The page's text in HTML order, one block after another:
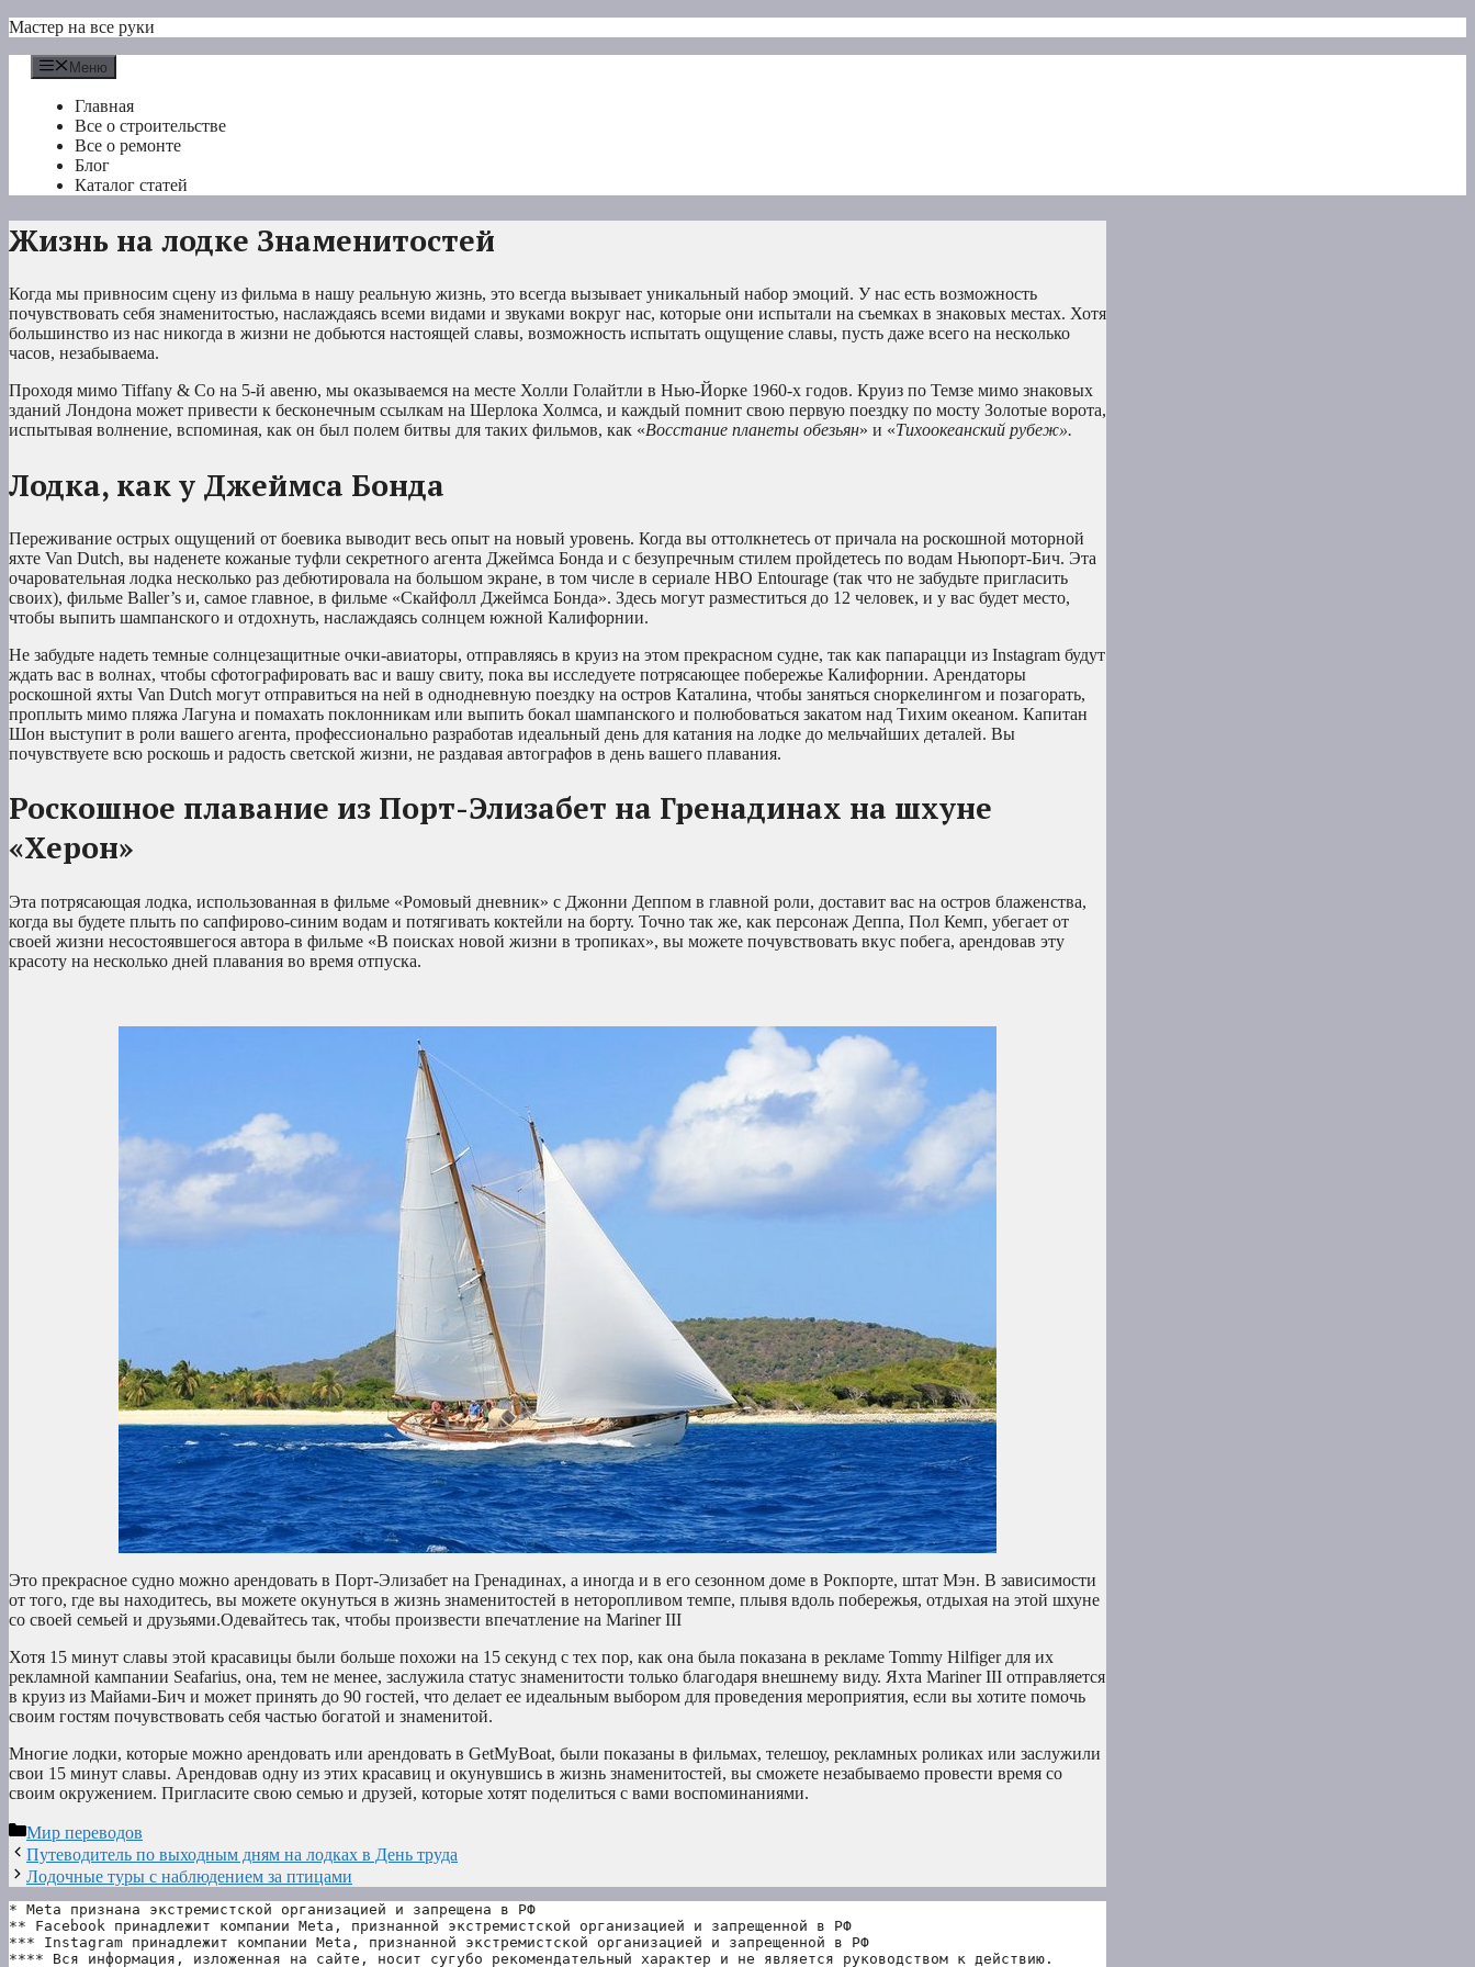
Перейти
содержимому
Мастер на все руки
Меню
Главная
Все о строительстве
Все о ремонте
Блог
Каталог статей
Жизнь на лодке Знаменитостей
Когда мы привносим сцену из фильма в нашу реальную жизнь, это всегда вызывает уникальный набор эмоций. У нас есть возможность
почувствовать себя знаменитостью, наслаждаясь всеми видами и звуками вокруг нас, которые они испытали на съемках в знаковых местах. Хотя
большинство из нас никогда в жизни не добьются настоящей славы, возможность испытать ощущение славы, пусть даже всего на несколько
часов, незабываема.
Проходя мимо Tiffany & Co на 5-й авеню, мы оказываемся на месте Холли Голайтли в Нью-Йорке 1960-х годов. Круиз по Темзе мимо знаковых
зданий Лондона может привести к бесконечным ссылкам на Шерлока Холмса, и каждый помнит свою первую поездку по мосту Золотые ворота,
испытывая волнение, вспоминая, как он был полем битвы для таких фильмов, как «Восстание планеты обезьян» и «Тихоокеанский рубеж».
Лодка, как у Джеймса Бонда
Переживание острых ощущений от боевика выводит весь опыт на новый уровень. Когда вы оттолкнетесь от причала на роскошной моторной
яхте Van Dutch, вы наденете кожаные туфли секретного агента Джеймса Бонда и с безупречным стилем пройдетесь по водам Ньюпорт-Бич. Эта
очаровательная лодка несколько раз дебютировала на большом экране, в том числе в сериале HBO Entourage (так что не забудьте пригласить
своих), фильме Baller’s и, самое главное, в фильме «Скайфолл Джеймса Бонда». Здесь могут разместиться до 12 человек, и у вас будет место,
чтобы выпить шампанского и отдохнуть, наслаждаясь солнцем южной Калифорнии.
Не забудьте надеть темные солнцезащитные очки-авиаторы, отправляясь в круиз на этом прекрасном судне, так как папарацци из Instagram будут
ждать вас в волнах, чтобы сфотографировать вас и вашу свиту, пока вы исследуете потрясающее побережье Калифорнии. Арендаторы
роскошной яхты Van Dutch могут отправиться на ней в однодневную поездку на остров Каталина, чтобы заняться сноркелингом и позагорать,
проплыть мимо пляжа Лагуна и помахать поклонникам или выпить бокал шампанского и полюбоваться закатом над Тихим океаном. Капитан
Шон выступит в роли вашего агента, профессионально разработав идеальный день для катания на лодке до мельчайших деталей. Вы
почувствуете всю роскошь и радость светской жизни, не раздавая автографов в день вашего плавания.
Роскошное плавание из Порт-Элизабет на Гренадинах на шхуне
«Херон»
Эта потрясающая лодка, использованная в фильме «Ромовый дневник» с Джонни Деппом в главной роли, доставит вас на остров блаженства,
когда вы будете плыть по сапфирово-синим водам и потягивать коктейли на борту. Точно так же, как персонаж Деппа, Пол Кемп, убегает от
своей жизни несостоявшегося автора в фильме «В поисках новой жизни в тропиках», вы можете почувствовать вкус побега, арендовав эту
красоту на несколько дней плавания во время отпуска.
Это прекрасное судно можно арендовать в Порт-Элизабет на Гренадинах, а иногда и в его сезонном доме в Рокпорте, штат Мэн. В зависимости
от того, где вы находитесь, вы можете окунуться в жизнь знаменитостей в неторопливом темпе, плывя вдоль побережья, отдыхая на этой шхуне
со своей семьей и друзьями.Одевайтесь так, чтобы произвести впечатление на Mariner III
Хотя 15 минут славы этой красавицы были больше похожи на 15 секунд с тех пор, как она была показана в рекламе Tommy Hilfiger для их
рекламной кампании Seafarius, она, тем не менее, заслужила статус знаменитости только благодаря внешнему виду. Яхта Mariner III отправляется
в круиз из Майами-Бич и может принять до 90 гостей, что делает ее идеальным выбором для проведения мероприятия, если вы хотите помочь
своим гостям почувствовать себя частью богатой и знаменитой.
Многие лодки, которые можно арендовать или арендовать в GetMyBoat, были показаны в фильмах, телешоу, рекламных роликах или заслужили
свои 15 минут славы. Арендовав одну из этих красавиц и окунувшись в жизнь знаменитостей, вы сможете незабываемо провести время со
своим окружением. Пригласите свою семью и друзей, которые хотят поделиться с вами воспоминаниями.
Рубрики
Мир переводов
Путеводитель по выходным дням на лодках в День труда
Лодочные туры с наблюдением за птицами
* Meta признана экстремистской организацией и запрещена в РФ
** Facebook принадлежит компании Meta, признанной экстремистской организацией и запрещенной в РФ
*** Instagram принадлежит компании Meta, признанной экстремистской организацией и запрещенной в РФ
**** Вся информация, изложенная на сайте, носит сугубо рекомендательный характер и не является руководством к действию.